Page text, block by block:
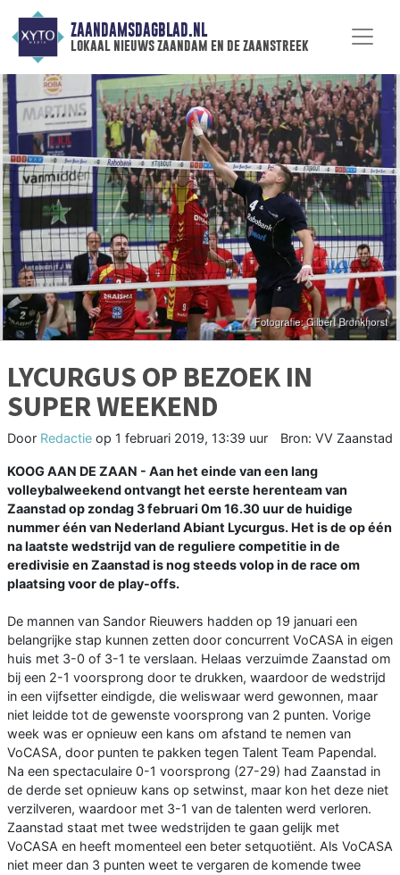
ZAANDAMSDAGBLAD.NL
lokaal nieuws zaandam en de zaanstreek
LYCURGUS OP BEZOEK IN
SUPER WEEKEND
Door Redactie op 1 februari 2019, 13:39 uur Bron: VV Zaanstad
KOOG AAN DE ZAAN - Aan het einde van een lang
volleybalweekend ontvangt het eerste herenteam van
Zaanstad op zondag 3 februari 0m 16.30 uur de huidige
nummer één van Nederland Abiant Lycurgus. Het is de op één
na laatste wedstrijd van de reguliere competitie in de
eredivisie en Zaanstad is nog steeds volop in de race om
plaatsing voor de play-offs.
De mannen van Sandor Rieuwers hadden op 19 januari een
belangrijke stap kunnen zetten door concurrent VoCASA in eigen
huis met 3-0 of 3-1 te verslaan. Helaas verzuimde Zaanstad om
bij een 2-1 voorsprong door te drukken, waardoor de wedstrijd
in een vijfsetter eindigde, die weliswaar werd gewonnen, maar
niet leidde tot de gewenste voorsprong van 2 punten. Vorige
week was er opnieuw een kans om afstand te nemen van
VoCASA, door punten te pakken tegen Talent Team Papendal.
Na een spectaculaire 0-1 voorsprong (27-29) had Zaanstad in
de derde set opnieuw kans op setwinst, maar kon het deze niet
verzilveren, waardoor met 3-1 van de talenten werd verloren.
Zaanstad staat met twee wedstrijden te gaan gelijk met
VoCASA en heeft momenteel een beter setquotiënt. Als VoCASA
niet meer dan 3 punten weet te vergaren de komende twee